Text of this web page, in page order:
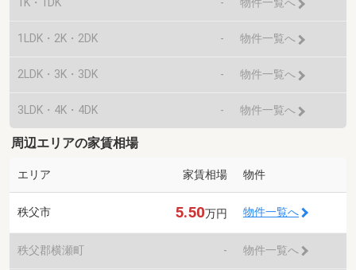
物件一覧へ
1LDK・2K・2DK - 物件一覧へ
2LDK・3K・3DK - 物件一覧へ
3LDK・4K・4DK - 物件一覧へ
周辺エリアの家賃相場
エリア 家賃相場 物件
秩父市 5.50万円 物件一覧へ
秩父郡横瀬町 - 物件一覧へ